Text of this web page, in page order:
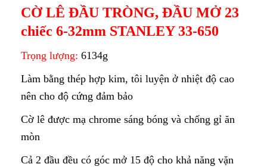
CỜ LÊ ĐẦU TRÒNG, ĐẦU MỞ 23
chiếc 6-32mm STANLEY 33-650
Trọng lượng: 6134g
Làm bằng thép hợp kim, tôi luyện ở nhiệt độ cao
nên cho độ cứng đảm bảo
Cờ lê được mạ chrome sáng bóng và chống gỉ ăn
mòn
Cả 2 đầu đều có góc mở 15 độ cho khả năng vặn